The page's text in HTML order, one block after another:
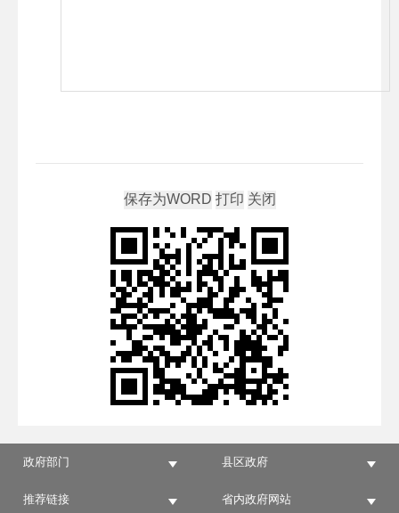
政府部门 县区政府
推荐链接 省内政府网站